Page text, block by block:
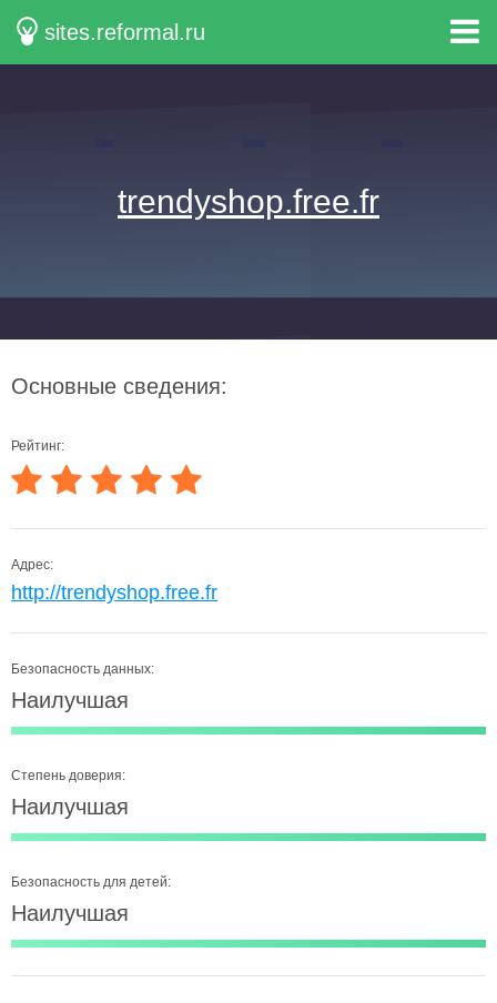
sites.reformal.ru
trendyshop.free.fr
Основные сведения:
Рейтинг:
Адрес:
http://trendyshop.free.fr
Безопасность данных:
Наилучшая
Степень доверия:
Наилучшая
Безопасность для детей:
Наилучшая